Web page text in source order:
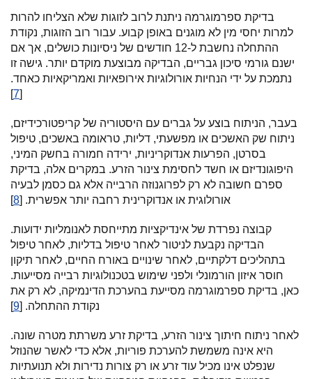
בדיקת ספרמוגרמה ניתנת לרוב לזוגות שלא הצליחו להרות
למרות יחסי מין לא מוגנים באופן קבוע. עבור רוב הזוגות, נקודת
ההתחלה נחשבת ל-12 חודשים של ניסיונות כושלים, אך אם
ישנם גורמי סיכון גבריים, הבדיקה מבוצעת מוקדם יותר. גישה זו
נתמכת על ידי הנחיות אורולוגיות אירופאיות ואמריקאיות כאחד.
[
7
]
בעבר, הניתוח בוצע על גברים עם היסטוריה של קריפטורכידיזם,
ניתוח שק האשכים או מפשעתי, דליות, טראומה באשכים, טיפול
בסרטן, הפרעות אנדוקריניות, ירידה חמורה בחשק המיני,
היפוגונדיזם או חשד לחסימת צינור הזרע. במקרים אלה, בדיקת
ספרם חשובה לא רק לפרוגנוזה הרבייה אלא גם כסמן לבעיה
אורולוגית או אנדוקרינית רחבה יותר אפשרית. [8
]
קבוצה נפרדת של אינדיקציות מתייחסת לאנומליות ידועות.
הבדיקה נקבעת לניטור לאחר טיפול בדליות, לאחר טיפול
בתהליכים דלקתיים, לאחר שינויים באורח החיים, לאחר תיקון
חוסר איזון הורמונלי ולפני שימוש בטכנולוגיות רבייה מסייעות.
כאן, בדיקת ספרמוגרמה מסייעת בהערכת הדינמיקה, לא רק את
נקודת ההתחלה. [9
]
לאחר ניתוח חיתוך צינור הזרע, בדיקת זרע משרתת מטרה שונה.
היא אינה משמשת להערכת פוריות, אלא כדי לאשר שהנוזל
שנפלט אינו מכיל עוד זרע או רק צורות נדירות ולא תנועתיות